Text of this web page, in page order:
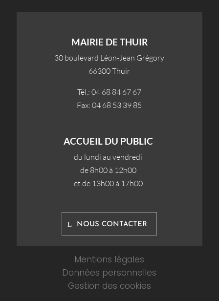
MAIRIE DE THUIR
30 boulevard Léon-Jean Grégory
66300 Thuir
Tél.: 04 68 84 67 67
Fax: 04 68 53 39 85
ACCUEIL DU PUBLIC
du lundi au vendredi
de 8h00 à 12h00
et de 13h00 à 17h00
NOUS CONTACTER
Mentions légales
Données personnelles
Gestion des cookies